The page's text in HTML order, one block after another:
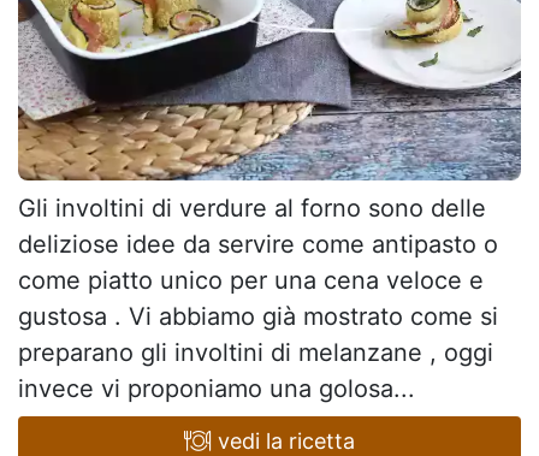
Gli involtini di verdure al forno sono delle
deliziose idee da servire come antipasto o
come piatto unico per una cena veloce e
gustosa . Vi abbiamo già mostrato come si
preparano gli involtini di melanzane , oggi
invece vi proponiamo una golosa...
vedi la ricetta